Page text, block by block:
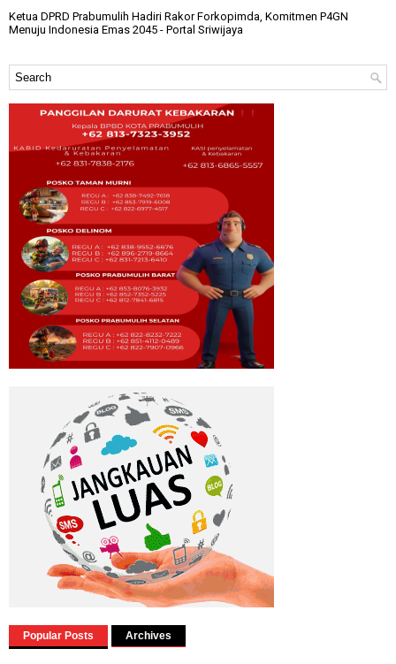
Ketua DPRD Prabumulih Hadiri Rakor Forkopimda, Komitmen P4GN
Menuju Indonesia Emas 2045 - Portal Sriwijaya
Popular Posts Archives